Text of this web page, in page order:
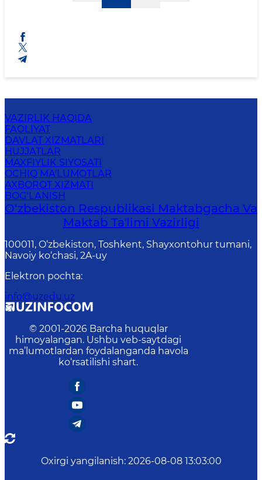
VAZIRLIK HAQIDA
FAOLIYAT
DAVLAT XIZMATLARI
HUJJATLAR
MAXFIYLIK SIYOSATI
OCHIQ MA'LUMOTLAR
AXBOROT XIZMATI
BOG‘LANISH
O‘zbekiston Respublikasi Maktabgacha Va
Maktab Taʼlimi Vazirligi
100011, O‘zbekiston, Toshkent, Shayxontohur tumani,
Navoiy ko‘chasi, 2A-uy
Elektron pochta:
info@uzedu.uz
© 2001-2026 Barcha huquqlar
himoyalangan. Ushbu veb-saytdagi
ma’lumotlardan foydalanganda havola
ko‘rsatilishi shart.
Oxirgi yangilanish: 2026-08-08 13:03:00